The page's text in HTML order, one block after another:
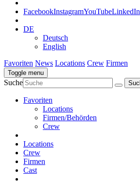
FacebookInstagramYouTubeLinkedIn
DE
Deutsch
English
Favoriten News Locations Crew Firmen
Toggle menu
Suche
Favoriten
Locations
Firmen/Behörden
Crew
Locations
Crew
Firmen
Cast